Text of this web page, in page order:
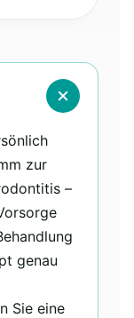
zur
–
genau
Sie eine